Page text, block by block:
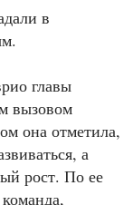
в
главы
вызовом
она отметила,
а
рост. По ее